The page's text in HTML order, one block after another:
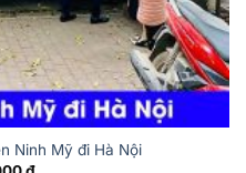
Ninh Mỹ đi Hà Nội